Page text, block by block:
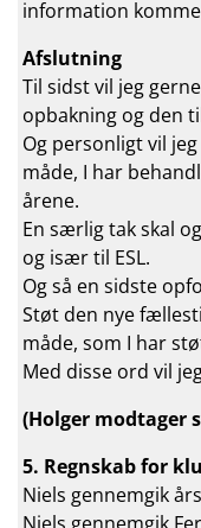
information
Afslutning
Til sidst vil jeg
opbakning og den
Og personligt vil
måde, I har
årene.
En særlig tak skal
og især til ESL.
Og så en sidste
Støt den nye
måde, som I har
Med disse ord vil
(Holger modtager
5. Regnskab for
Niels gennemgik